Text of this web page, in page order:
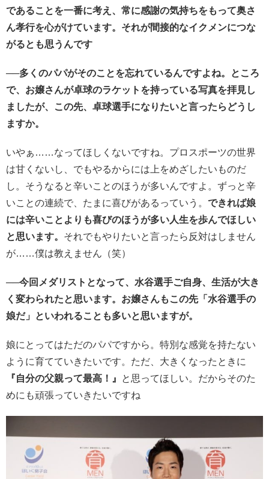
であることを一番に考え、常に感謝の気持ちをもって奥さ
ん孝行を心がけています。それが間接的なイクメンにつな
がるとも思うんです
──多くのパパがそのことを忘れているんですよね。ところ
で、お嬢さんが卓球のラケットを持っている写真を拝見し
ましたが、この先、卓球選手になりたいと言ったらどうし
ますか。
いやぁ……なってほしくないですね。プロスポーツの世界
は甘くないし、でもやるからには上をめざしたいものだ
し。そうなると辛いことのほうが多いんですよ。ずっと辛
いことの連続で、たまに喜びがあるっていう。 できれば娘
には辛いことよりも喜びのほうが多い人生を歩んでほしい
と思います。 それでもやりたいと言ったら反対はしません
が……僕は教えません（笑）
──今回メダリストとなって、水谷選手ご自身、生活が大き
く変わられたと思います。お嬢さんもこの先「水谷選手の
娘だ」といわれることも多いと思いますが。
娘にとってはただのパパですから。特別な感覚を持たない
ように育てていきたいです。ただ、大きくなったときに
『自分の父親って最高！』
と思ってほしい。だからそのた
めにも頑張っていきたいですね